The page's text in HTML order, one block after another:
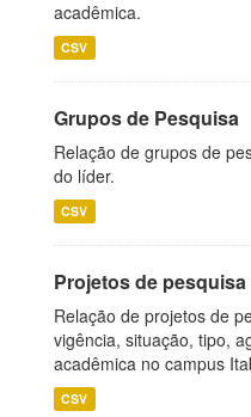
acadêmica.
CSV
Grupos de Pesquisa
Relação de grupos de
do líder.
CSV
Projetos de
Relação de projetos de
vigência, situação, tipo,
acadêmica no campus
CSV